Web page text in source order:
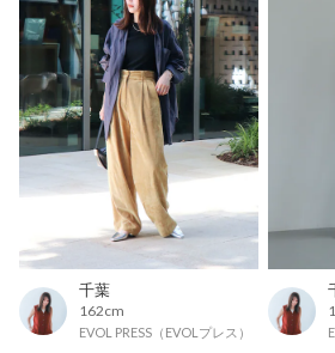
千葉
162cm
EVOL PRESS（EVOLプレス）